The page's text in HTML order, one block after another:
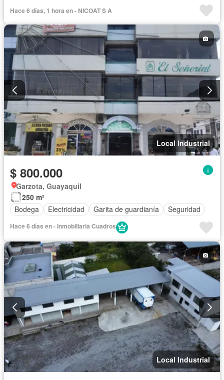
Hace 6 días, 1 hora en - NICOAT S A
Local Industrial
$ 800.000
Garzota, Guayaquil
250 m²
Bodega
Electricidad Garita de guardianía Seguridad
Hace 6 días en - Inmobiliaria Cuadros
Local Industrial